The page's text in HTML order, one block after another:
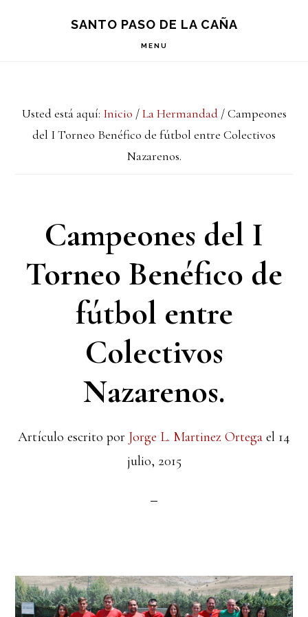
principal
lateral
principal
SANTO PASO DE LA CAÑA
MENU
Usted está aquí: Inicio / La Hermandad /Campeones
del I Torneo Benéfico de fútbol entre Colectivos
Nazarenos.
Campeones del I
Torneo Benéfico de
fútbol entre
Colectivos
Nazarenos.
Artículo escrito por Jorge L. Martinez Ortega el 14
julio, 2015